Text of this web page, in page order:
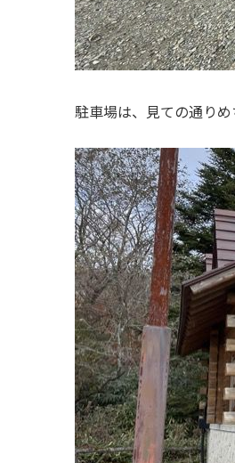
駐車場は、見ての通り